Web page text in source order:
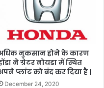
नुकसान होने के कारण
ने ग्रेटर नोयडा में स्थित
प्लांट को बंद कर दिया है |
December 24, 2020